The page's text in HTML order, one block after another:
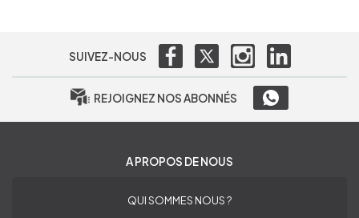
SUIVEZ-NOUS
REJOIGNEZ NOS ABONNÉS
A PROPOS DE NOUS
QUI SOMMES NOUS ?